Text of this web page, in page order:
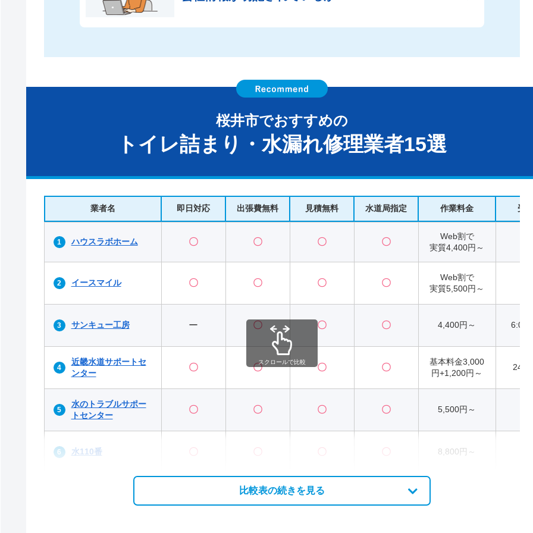
桜井市でおすすめの
トイレ詰まり・水漏れ修理業者15選
業者名 即日対応 出張費無料 見積無料 水道局指定 作業料金 受
ハウスラボホーム 〇 〇 〇 〇
Web割で
実質4,400円～
イースマイル 〇 〇 〇 〇
Web割で
実質5,500円～
サンキュー工房 ー 〇 〇 〇 4,400円～ 6:00
近畿水道サポートセ
ンター
〇 〇 〇 〇
基本料金3,000
円+1,200円～
24時
水のトラブルサポー
トセンター
〇 〇 〇 〇 5,500円～
水110番 〇 〇 〇 〇 8,800円～
スクロールで比較
比較表の続きを見る